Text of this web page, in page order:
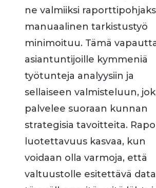
ne valmiiksi
manuaalinen tarkistustyö
minimoituu. Tämä
asiantuntijoille kymmeniä
työtunteja analyysiin ja
sellaiseen valmisteluun,
palvelee suoraan kunnan
strategisia tavoitteita.
luotettavuus kasvaa, kun
voidaan olla varmoja, että
valtuustolle esitettävä